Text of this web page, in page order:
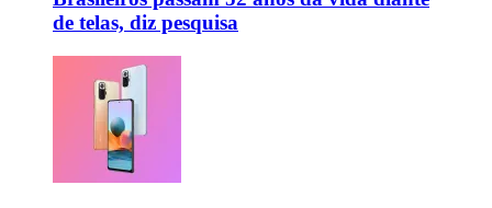
de telas, diz pesquisa